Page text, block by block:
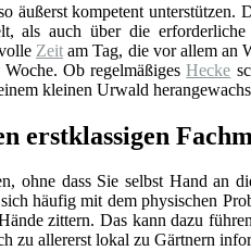
äußerst kompetent unterstützen.
als auch über die
Zeit am Tag, die vor allem an
Ob regelmäßigesHecke
kleinen Urwald
erstklassigen
ohne dass Sie selbst Hand an
häufig mit dem physischen
zittern. Das kann dazu
zu allererst lokal zu Gärtnern